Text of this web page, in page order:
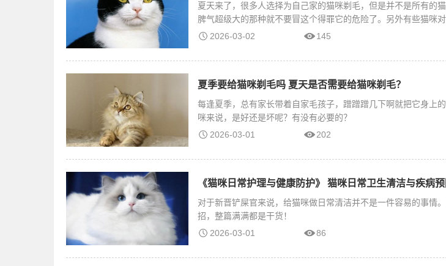
夏天来了，很多人选择为自己家的猫咪剃毛，但是并不是所有的
脾气超级大的那种就不要冒这个得罪它的危险了。另外有些猫咪
声 2026-03-02 145
夏季要给猫咪剃毛吗 夏天是否需要给猫咪剃毛？
每逢夏季，总有家长带着自家毛孩子，蹭蹭蹭几下啊就把它身上
咪来说，是好还是坏呢？有没有必要的？
2026-03-01
202
《猫咪日常护理与健康防护》 猫咪日常卫生清洁与疾病
对于新晋铲屎官来说，给猫咪做日常清洁并不是一件容易的事情
招，整篇满满都是干货！
2026-03-01
86